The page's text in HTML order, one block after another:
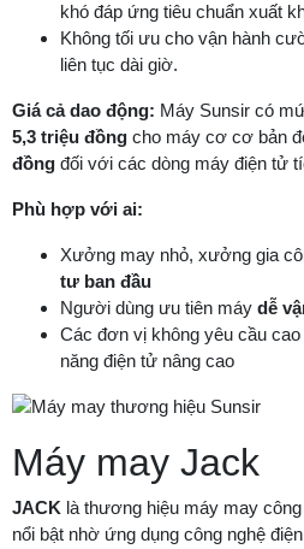
khó đáp ứng tiêu chuẩn xuất
Không tối ưu cho vận hành
liên tục dài giờ.
Giá cả dao động: Máy Sunsir có
5,3 triệu đồng cho máy cơ cơ bản
đồng đối với các dòng máy điện tử
Phù hợp với ai:
Xưởng may nhỏ, xưởng gia
tư ban đầu
Người dùng ưu tiên máy dễ
Các đơn vị không yêu cầu
năng điện tử nâng cao
Máy may Jack
JACK là thương hiệu máy may
nổi bật nhờ ứng dụng công nghệ